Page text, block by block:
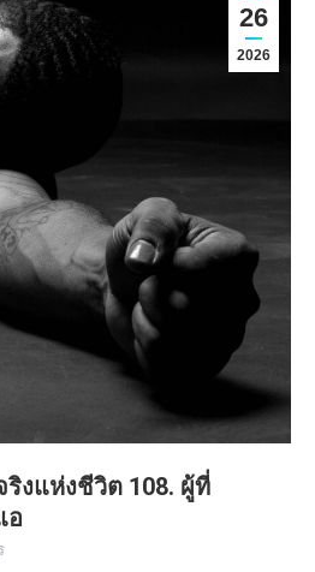
26
2026
งแห่งชีวิต 108. ผู้ที่
อ